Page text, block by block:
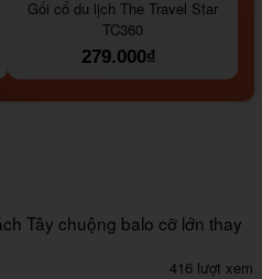
Gối cổ du lịch The Travel Star
TC360
279.000₫
Tây chuộng balo cỡ lớn thay
416 lượt xem